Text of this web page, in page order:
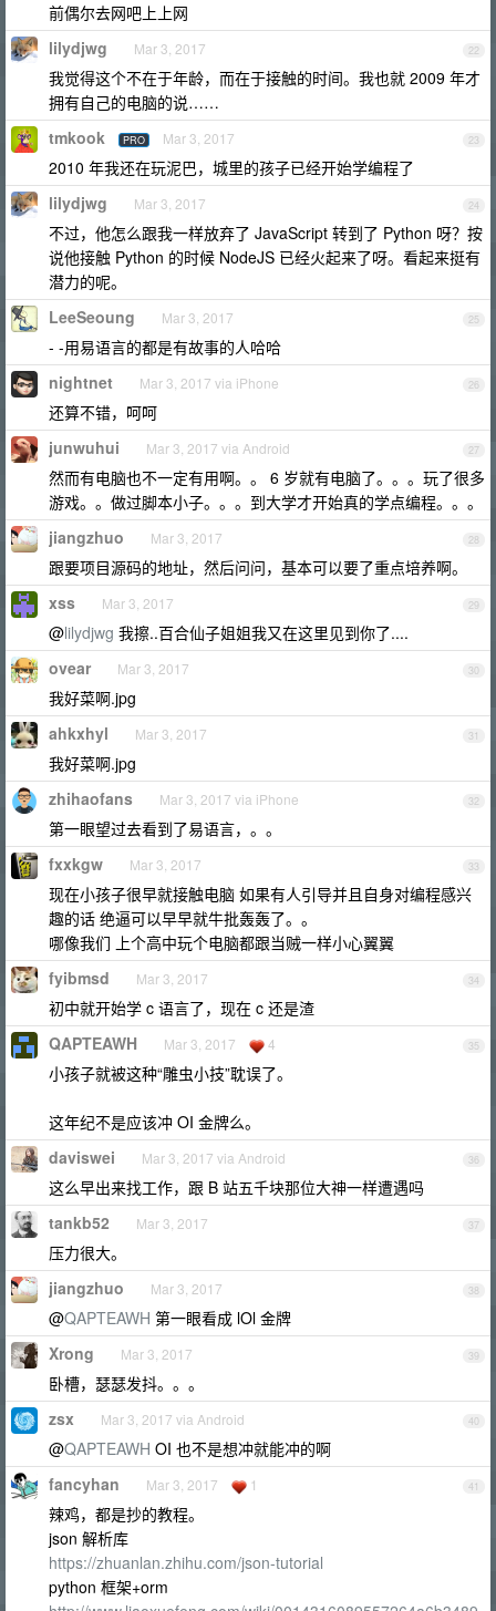
前偶尔去网吧上上网
22
lilydjwg Mar 3, 2017
我觉得这个不在于年龄，而在于接触的时间。我也就 2009 年才
拥有自己的电脑的说……
23
tmkook PRO Mar 3, 2017
2010 年我还在玩泥巴，城里的孩子已经开始学编程了
24
lilydjwg Mar 3, 2017
不过，他怎么跟我一样放弃了 JavaScript 转到了 Python 呀？按
说他接触 Python 的时候 NodeJS 已经火起来了呀。看起来挺有
潜力的呢。
25
LeeSeoung Mar 3, 2017
- -用易语言的都是有故事的人哈哈
26
nightnet Mar 3, 2017 via iPhone
还算不错，呵呵
27
junwuhui Mar 3, 2017 via Android
然而有电脑也不一定有用啊。。 6 岁就有电脑了。。。玩了很多
游戏。。做过脚本小子。。。到大学才开始真的学点编程。。。
28
jiangzhuo Mar 3, 2017
跟要项目源码的地址，然后问问，基本可以要了重点培养啊。
29
xss Mar 3, 2017
@lilydjwg 我擦..百合仙子姐姐我又在这里见到你了....
30
ovear Mar 3, 2017
我好菜啊.jpg
31
ahkxhyl Mar 3, 2017
我好菜啊.jpg
32
zhihaofans Mar 3, 2017 via iPhone
第一眼望过去看到了易语言，。。
33
fxxkgw Mar 3, 2017
现在小孩子很早就接触电脑 如果有人引导并且自身对编程感兴
趣的话 绝逼可以早早就牛批轰轰了。。
哪像我们 上个高中玩个电脑都跟当贼一样小心翼翼
34
fyibmsd Mar 3, 2017
初中就开始学 c 语言了，现在 c 还是渣
35
QAPTEAWH Mar 3, 2017 4
小孩子就被这种“雕虫小技”耽误了。
这年纪不是应该冲 OI 金牌么。
36
daviswei Mar 3, 2017 via Android
这么早出来找工作，跟 B 站五千块那位大神一样遭遇吗
37
tankb52 Mar 3, 2017
压力很大。
38
jiangzhuo Mar 3, 2017
@QAPTEAWH 第一眼看成 lOl 金牌
39
Xrong Mar 3, 2017
卧槽，瑟瑟发抖。。。
40
zsx Mar 3, 2017 via Android
@QAPTEAWH OI 也不是想冲就能冲的啊
41
fancyhan Mar 3, 2017 1
辣鸡，都是抄的教程。
json 解析库
https://zhuanlan.zhihu.com/json-tutorial
python 框架+orm